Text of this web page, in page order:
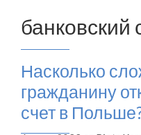
банковский
Насколько
гражданину
счет в